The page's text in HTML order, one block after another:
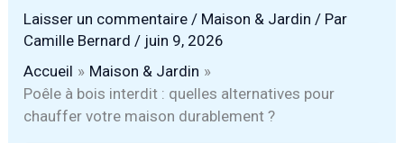
Laisser un commentaire / Maison & Jardin / Par
Camille Bernard/ juin 9, 2026
Accueil
Maison & Jardin
Poêle à bois interdit : quelles alternatives pour
chauffer votre maison durablement ?